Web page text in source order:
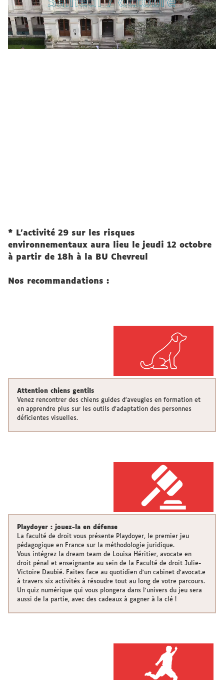
* L'activité 29 sur les risques
environnementaux aura lieu le jeudi 12 octobre
à partir de 18h à la BU Chevreul
Nos recommandations :
Attention chiens gentils
Venez rencontrer des chiens guides d'aveugles en formation et
en apprendre plus sur les outils d'adaptation des personnes
déficientes visuelles.
Playdoyer : jouez-la en défense
La faculté de droit vous présente Playdoyer, le premier jeu
pédagogique en France sur la méthodologie juridique.
Vous intégrez la dream team de Louisa Héritier, avocate en
droit pénal et enseignante au sein de la Faculté de droit Julie-
Victoire Daubié. Faites face au quotidien d'un cabinet d'avocat.e
à travers six activités à résoudre tout au long de votre parcours.
Un quiz numérique qui vous plongera dans l'univers du jeu sera
aussi de la partie, avec des cadeaux à gagner à la clé !